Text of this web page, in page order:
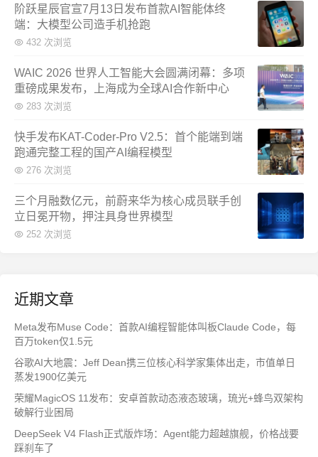
阶跃星辰官宣7月13日发布首款AI智能体终
端：大模型公司造手机抢跑
432 次浏览
WAIC 2026 世界人工智能大会圆满闭幕：多项
重磅成果发布，上海成为全球AI合作新中心
283 次浏览
快手发布KAT-Coder-Pro V2.5：首个能端到端
跑通完整工程的国产AI编程模型
276 次浏览
三个月融数亿元，前蔚来华为核心成员联手创
立日冕开物，押注具身世界模型
252 次浏览
近期文章
Meta发布Muse Code：首款AI编程智能体叫板Claude Code，每
百万token仅1.5元
谷歌AI大地震：Jeff Dean携三位核心科学家集体出走，市值单日
蒸发1900亿美元
荣耀MagicOS 11发布：安卓首款动态液态玻璃，琉光+蜂鸟双架构
破解行业困局
DeepSeek V4 Flash正式版炸场：Agent能力超越旗舰，价格战要
踩刹车了